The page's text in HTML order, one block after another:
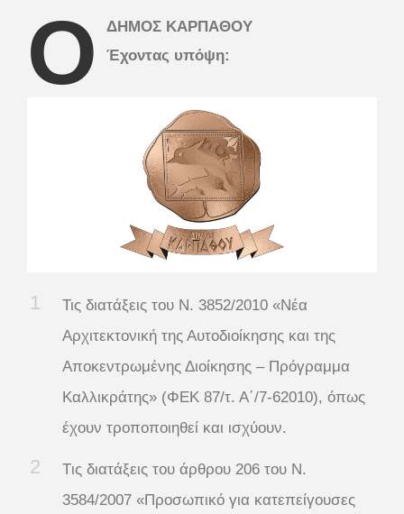
Ο
ΔΗΜΟΣ ΚΑΡΠΑΘΟΥ
Έχοντας υπόψη:
Τις διατάξεις του Ν. 3852/2010 «Νέα
Αρχιτεκτονική της Αυτοδιοίκησης και της
Αποκεντρωμένης Διοίκησης – Πρόγραμμα
Καλλικράτης» (ΦΕΚ 87/τ. Α΄/7-62010), όπως
έχουν τροποποιηθεί και ισχύουν.
Tις διατάξεις του άρθρου 206 του Ν.
3584/2007 «Προσωπικό για κατεπείγουσες